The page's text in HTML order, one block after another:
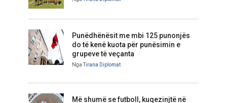
Punëdhënësit me mbi 125 punonjës
do të kenë kuota për punësimin e
grupeve të veçanta
NgaTirana Diplomat
Më shumë se futboll, kuqezinjtë në